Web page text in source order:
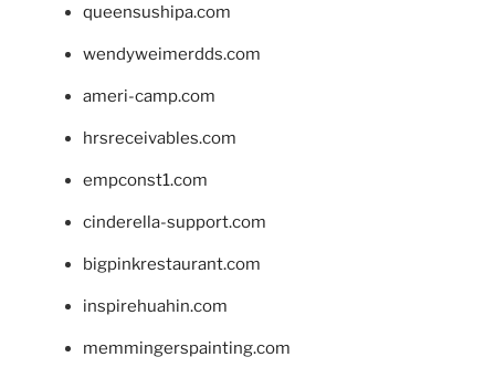
queensushipa.com
wendyweimerdds.com
ameri-camp.com
hrsreceivables.com
empconst1.com
cinderella-support.com
bigpinkrestaurant.com
inspirehuahin.com
memmingerspainting.com